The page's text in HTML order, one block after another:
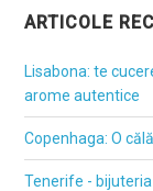
ARTICOLE
Lisabona: te
arome autentice
Copenhaga: O
Tenerife -